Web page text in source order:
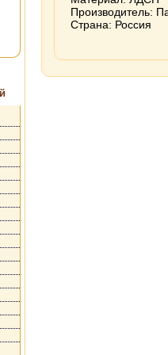
Производитель:
Страна: Россия